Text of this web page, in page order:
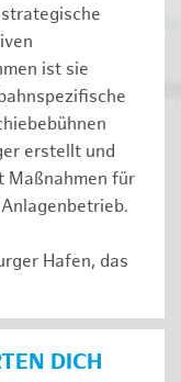
ist sie
erstellt und
Maßnahmen für
Hafen, das
DICH